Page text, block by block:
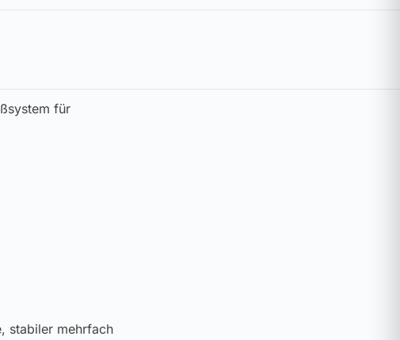
für
stabiler mehrfach